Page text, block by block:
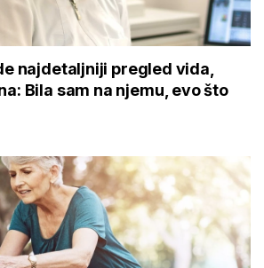
najdetaljniji pregled vida, traje
sam na njemu, evo što me